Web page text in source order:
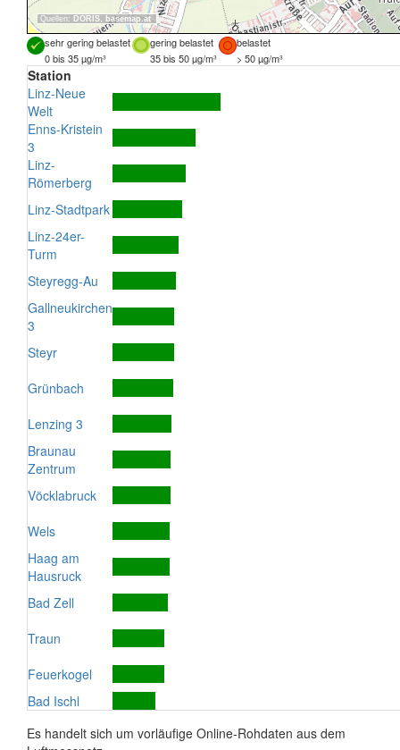
Quellen: DORIS, basemap.at
sehr gering belastet gering belastet
belastet
0 bis 35 µg/m³
35 bis 50 µg/m³ > 50 µg/m³
Station
Linz-Neue
Welt
Enns-Kristein
3
Linz-
Römerberg
Linz-Stadtpark
Linz-24er-
Turm
Steyregg-Au
Gallneukirchen
3
Steyr
Grünbach
Lenzing 3
Braunau
Zentrum
Vöcklabruck
Wels
Haag am
Hausruck
Bad Zell
Traun
Feuerkogel
Bad Ischl
Es handelt sich um vorläufige Online-Rohdaten aus dem